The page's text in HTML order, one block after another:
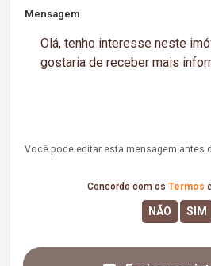
Mensagem
Você pode editar esta mensagem antes
Concordo com os Termos